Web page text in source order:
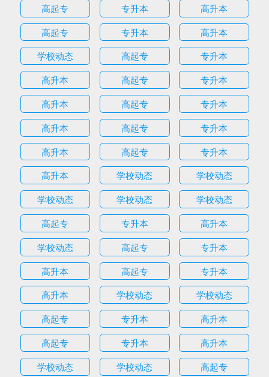
高起专
专升本
高升本
高起专
专升本
高升本
学校动态
高起专
专升本
高升本
高起专
专升本
高升本
高起专
专升本
高升本
高起专
专升本
高升本
高起专
专升本
高升本
学校动态
学校动态
学校动态
学校动态
学校动态
高起专
专升本
高升本
学校动态
高起专
专升本
高升本
高起专
专升本
高升本
学校动态
学校动态
高起专
专升本
高升本
高起专
专升本
高升本
学校动态
学校动态
高起专